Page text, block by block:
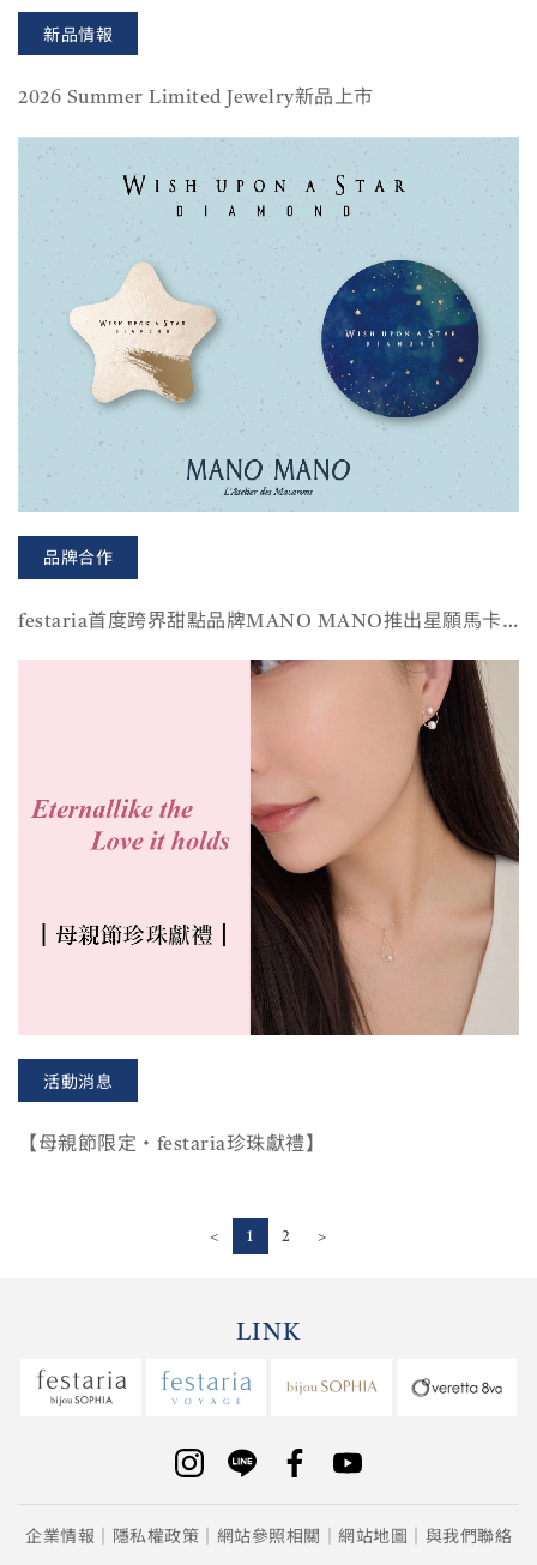
新品情報
2026 Summer Limited Jewelry新品上市
品牌合作
festaria首度跨界甜點品牌MANO MANO推出星願馬卡
活動消息
【母親節限定‧festaria珍珠獻禮】
< 1 2 >
LINK
企業情報 隱私權政策 網站參照相關 網站地圖 與我們聯絡